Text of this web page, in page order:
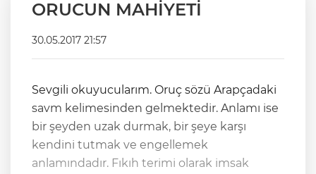
ORUCUN MAHİYETİ
30.05.2017 21:57
Sevgili okuyucularım. Oruç sözü Arapçadaki
savm kelimesinden gelmektedir. Anlamı ise
bir şeyden uzak durmak, bir şeye karşı
kendini tutmak ve engellemek
anlamındadır. Fıkıh terimi olarak imsak